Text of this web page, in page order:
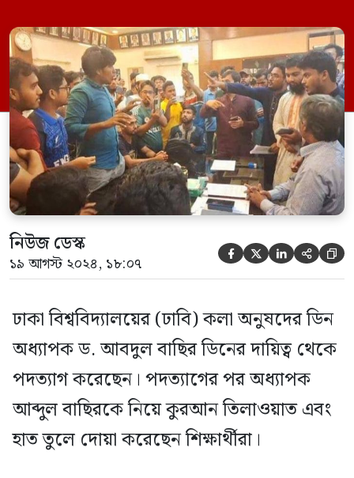
দুপুর সাড়ে ১২টায় শিক্ষার্থীদের আন্দোলনের মুখে
ডিন কার্যালয়ে এ ঘটনা ঘটে। শিক্ষার্থীদের
আন্দোলনের ফলে অধ্যাপক আব্দুল বাছির
মৌখিক পদত্যাগের ঘোষণা দেওয়ার পাশাপাশি
পদত্যাগপত্রে স্বাক্ষর করেন। […]
নিউজ ডেস্ক
১৯ আগস্ট ২০২৪, ১৮:০৭     
ঢাকা বিশ্ববিদ্যালয়ের (ঢাবি) কলা অনুষদের ডিন
অধ্যাপক ড. আবদুল বাছির ডিনের দায়িত্ব থেকে
পদত্যাগ করেছেন। পদত্যাগের পর অধ্যাপক
আব্দুল বাছিরকে নিয়ে কুরআন তিলাওয়াত এবং
হাত তুলে দোয়া করেছেন শিক্ষার্থীরা।